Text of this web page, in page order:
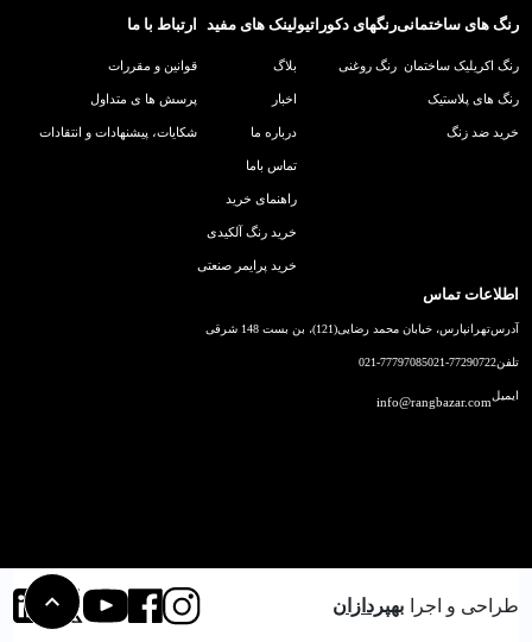
رنگ های ساختمانی
رنگ اکریلیک ساختمان
رنگ های پلاستیک
خرید ضد زنگ
رنگهای دکوراتیو
رنگ روغنی
لینک های مفید
بلاگ
اخبار
درباره ما
تماس باما
راهنمای خرید
خرید رنگ آلکیدی
خرید پرایمر صنعتی
ارتباط با ما
قوانین و مقررات
پرسش ها ی متداول
شکایات، پیشنهادات و انتقادات
اطلاعات تماس
آدرستهرانپارس، خیابان محمد رضایی(121)، بن بست 148 شرقی
تلفن021-77290722
021-77797085
ایمیلinfo@rangbazar.com
طراحی و اجرا بهپردازان